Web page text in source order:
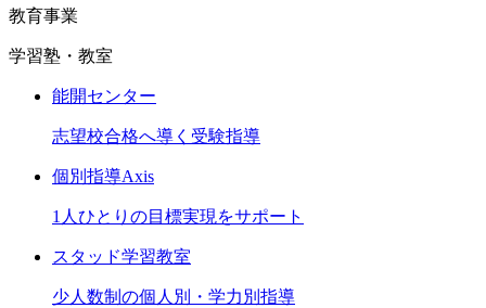
教育事業
学習塾・教室
能開センター
志望校合格へ導く受験指導
個別指導Axis
1人ひとりの目標実現をサポート
スタッド学習教室
少人数制の個人別・学力別指導